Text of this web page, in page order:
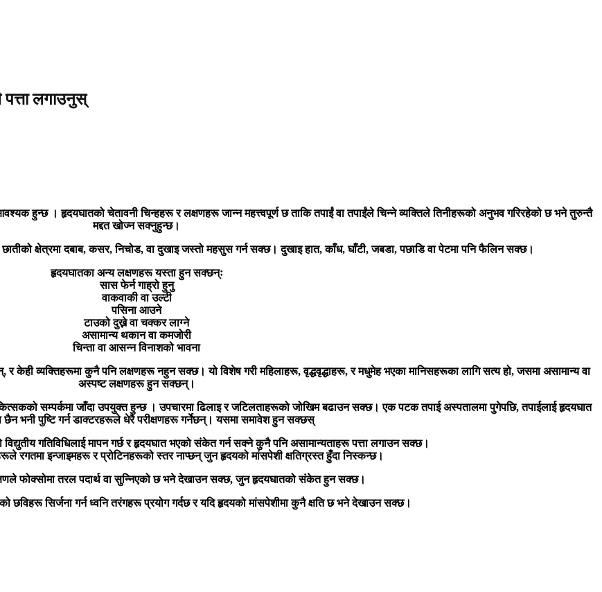
लगाउनुस्
हुन्छ । हृदयघातको चेतावनी चिन्हहरू र लक्षणहरू जान्न महत्त्वपूर्ण छ ताकि तपाईं वा तपाईंले चिन्ने व्यक्तिले तिनीहरूको अनुभव गरिरहेको छ भने तुरुन्तै
मद्दत खोज्न सक्नुहुन्छ।
क्षेत्रमा दबाब, कसर, निचोड, वा दुखाइ जस्तो महसुस गर्न सक्छ। दुखाइ हात, काँध, घाँटी, जबडा, पछाडि वा पेटमा पनि फैलिन सक्छ।
हृदयघातका अन्य लक्षणहरू यस्ता हुन सक्छन्ः
सास फेर्न गाह्रो हुनु
वाकवाकी वा उल्टी
पसिना आउने
टाउको दुख्ने वा चक्कर लाग्ने
असामान्य थकान वा कमजोरी
चिन्ता वा आसन्न विनाशको भावना
केही व्यक्तिहरूमा कुनै पनि लक्षणहरू नहुन सक्छ। यो विशेष गरी महिलाहरू, वृद्धवृद्धाहरू, र मधुमेह भएका मानिसहरूका लागि सत्य हो, जसमा असामान्य वा
अस्पष्ट लक्षणहरू हुन सक्छन्।
सम्पर्कमा जाँदा उपयुक्त हुन्छ । उपचारमा ढिलाइ र जटिलताहरूको जोखिम बढाउन सक्छ। एक पटक तपाई अस्पतालमा पुगेपछि, तपाईलाई हृदयघात
छैन भनी पुष्टि गर्न डाक्टरहरूले धेरै परीक्षणहरू गर्नेछन्। यसमा समावेश हुन सक्छस्
विद्युतीय गतिविधिलाई मापन गर्छ र हृदयघात भएको संकेत गर्न सक्ने कुनै पनि असामान्यताहरू पत्ता लगाउन सक्छ।
रगतमा इन्जाइमहरू र प्रोटिनहरूको स्तर नाप्छन् जुन हृदयको मांसपेशी क्षतिग्रस्त हुँदा निस्कन्छ।
फोक्सोमा तरल पदार्थ वा सुन्निएको छ भने देखाउन सक्छ, जुन हृदयघातको संकेत हुन सक्छ।
छविहरू सिर्जना गर्न ध्वनि तरंगहरू प्रयोग गर्दछ र यदि हृदयको मांसपेशीमा कुनै क्षति छ भने देखाउन सक्छ।